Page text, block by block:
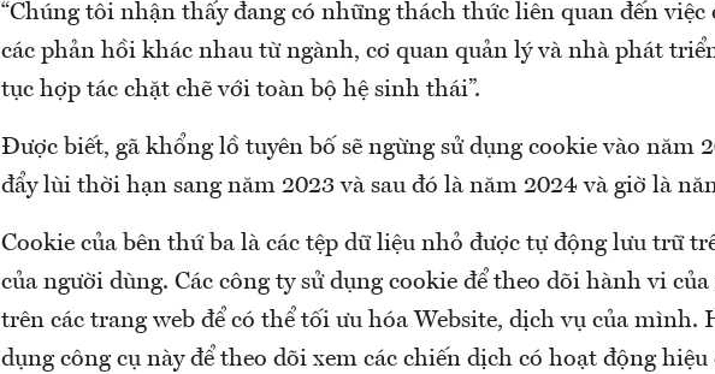
“Chúng tôi nhận thấy đang có những thách thức liên quan đến việc
các phản hồi khác nhau từ ngành, cơ quan quản lý và nhà phát
tục hợp tác chặt chẽ với toàn bộ hệ sinh thái”.
Được biết, gã khổng lồ tuyên bố sẽ ngừng sử dụng cookie vào năm
đẩy lùi thời hạn sang năm 2023 và sau đó là năm 2024 và giờ là
Cookie của bên thứ ba là các tệp dữ liệu nhỏ được tự động lưu trữ
của người dùng. Các công ty sử dụng cookie để theo dõi hành vi
trên các trang web để có thể tối ưu hóa Website, dịch vụ của mình.
dụng công cụ này để theo dõi xem các chiến dịch có hoạt động hiệu